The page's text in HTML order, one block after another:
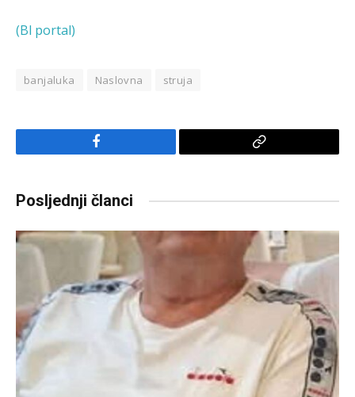
(Bl portal)
banjaluka Naslovna struja
Facebook
Copy
Posljednji članci